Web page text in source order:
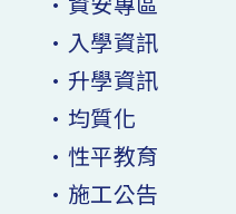
•入學資訊
•升學資訊
•均質化
•性平教育
•施工公告